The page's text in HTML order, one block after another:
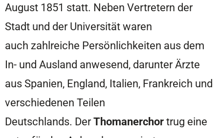
August 1851 statt. Neben Vertretern der
Stadt und der Universität waren
auch zahlreiche Persönlichkeiten aus dem
In- und Ausland anwesend, darunter Ärzte
aus Spanien, England, Italien, Frankreich und
verschiedenen Teilen
Deutschlands. DerThomanerchortrug eine